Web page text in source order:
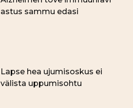
astus sammu edasi
Lapse hea ujumisoskus ei
välista uppumisohtu